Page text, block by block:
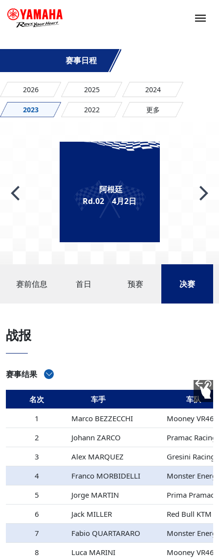
赛事日程
2026 2025 2024
2023 2022 更多
阿根廷
Rd.02 4月2日
赛前信息 首日 预赛 决赛
战报
赛事结果
名次 车手
车队
1
Marco BEZZECCHI
Mooney VR46
2
Johann ZARCO
Pramac Racing
3
Alex MARQUEZ
Gresini Racing
4
Franco MORBIDELLI
Monster
5
Jorge MARTIN
Prima Pramac
6
Jack MILLER
Red Bull KTM
7
Fabio QUARTARARO
Monster
8
Luca MARINI
Mooney VR46